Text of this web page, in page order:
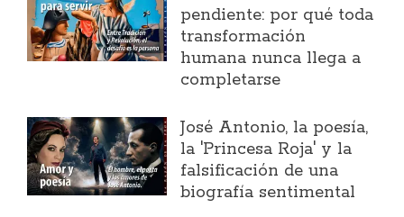
pendiente: por qué toda
transformación
humana nunca llega a
completarse
José Antonio, la poesía,
la 'Princesa Roja' y la
falsificación de una
biografía sentimental